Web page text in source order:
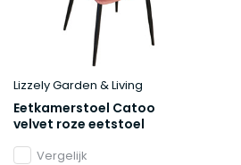
Lizzely Garden & Living
Eetkamerstoel Catoo
velvet roze eetstoel
Vergelijk